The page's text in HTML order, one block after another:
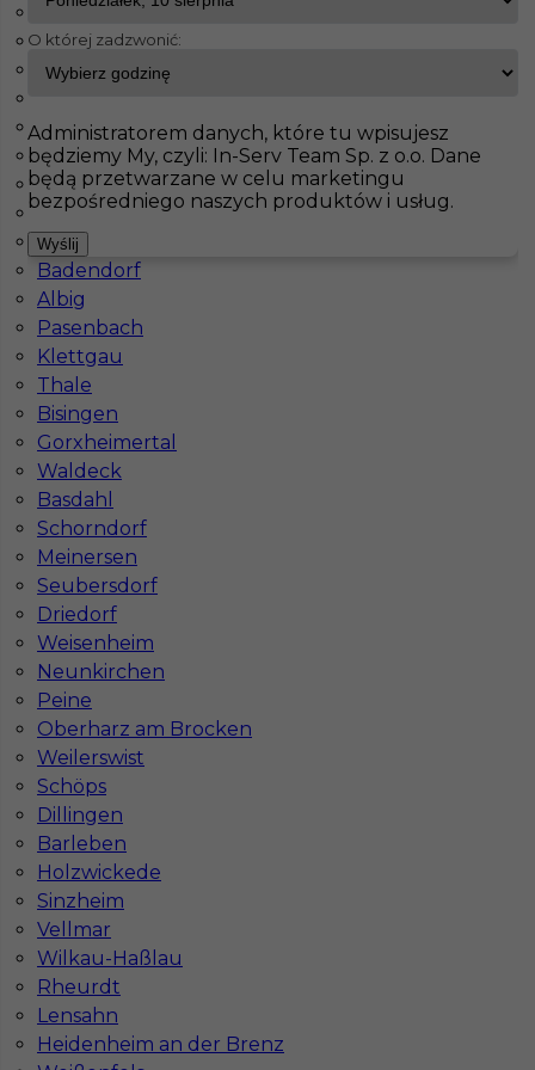
InServ Oferty pracy
Pokaż filtr
Fürstenfeldbruck
Bad Schmiedeberg
Jahnatal
Ecklak
Brieselang
Langerringen
Maintal
Haiterbach
Badendorf
Albig
Pasenbach
Klettgau
Thale
Bisingen
Gorxheimertal
Waldeck
Basdahl
Schorndorf
Meinersen
Seubersdorf
Driedorf
Weisenheim
Neunkirchen
Peine
Oberharz am Brocken
Weilerswist
Schöps
Dillingen
Barleben
Holzwickede
Sinzheim
Vellmar
Wilkau-Haßlau
Rheurdt
Lensahn
Heidenheim an der Brenz
Praca tynkarz maszynowy Niemcy - bez języka
Kategoria Prace budowlane
Lokalizacja Niemcy
Wymagane języki
Stawka 17 - 19 € / h
1
Znaleziono 1 wyników
Jak znaleźć pracę za granicą?
Czy praca Niemcy na budowie nadal się
opłaca przy obecnych kosztach życia?
O której zadzwonić:
Administratorem danych, które tu wpisujesz
będziemy My, czyli: In-Serv Team Sp. z o.o. Dane
będą przetwarzane w celu marketingu
bezpośredniego naszych produktów i usług.
Wyślij